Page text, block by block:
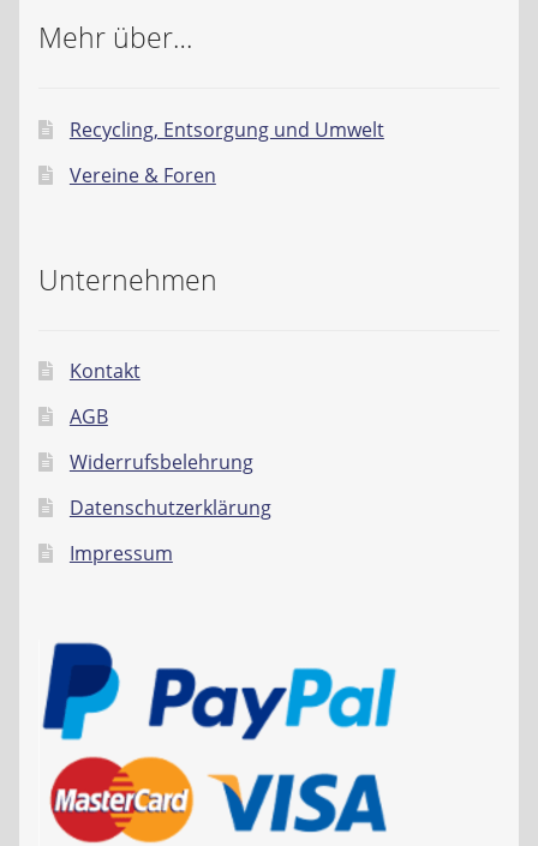
Mehr über…
Recycling, Entsorgung und Umwelt
Vereine & Foren
Unternehmen
Kontakt
AGB
Widerrufsbelehrung
Datenschutzerklärung
Impressum